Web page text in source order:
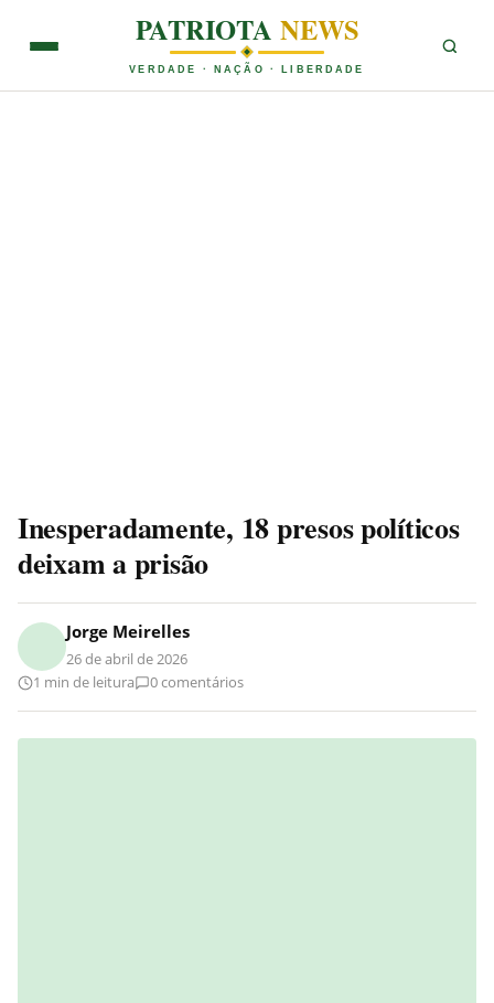
PATRIOTANEWS
VERDADE · NAÇÃO · LIBERDADE
Inesperadamente, 18 presos políticos
deixam a prisão
Jorge Meirelles
26 de abril de 2026
1 min de leitura
0 comentários